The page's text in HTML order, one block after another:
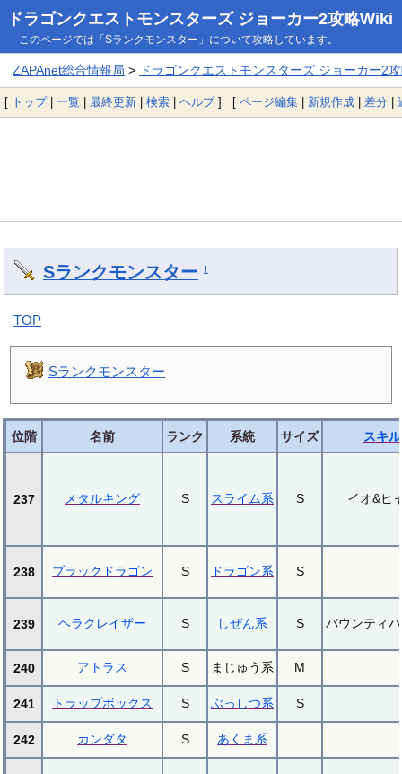
ドラゴンクエストモンスターズ ジョーカー2攻略Wiki
このページでは「Sランクモンスター」について攻略しています。
ZAPAnet総合情報局 > ドラゴンクエストモンスターズ ジョーカー2
[ トップ| 一覧 | 最終更新 | 検索 | ヘルプ] [ ページ編集 | 新規作成 | 差分 |
Sランクモンスター †
TOP
Sランクモンスター
位階 名前 ランク 系統 サイズ スキル
237 メタルキング S スライム系 S イオ&ヒ
238 ブラックドラゴン S ドラゴン系 S
239 ヘラクレイザー S しぜん系 S バウンティ
240 アトラス S まじゅう系 M
241 トラップボックス S ぶっしつ系 S
242 カンダタ S あくま系